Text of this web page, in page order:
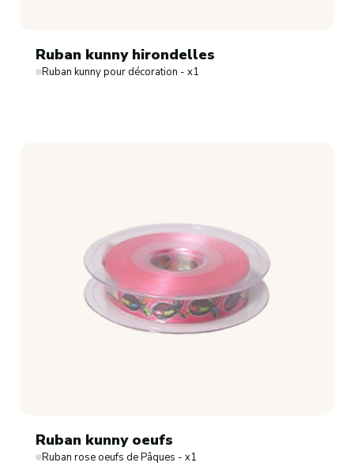
Ruban kunny hirondelles
Ruban kunny pour décoration - x1
Ruban kunny oeufs
Ruban rose oeufs de Pâques - x1